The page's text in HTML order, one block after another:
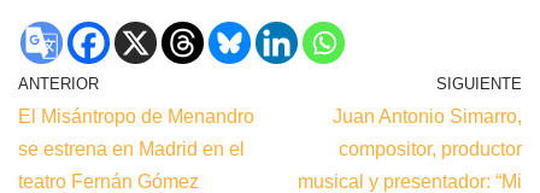
ANTERIOR
El Misántropo de Menandro
se estrena en Madrid en el
teatro Fernán Gómez
SIGUIENTE
Juan Antonio Simarro,
compositor, productor
musical y presentador: “Mi